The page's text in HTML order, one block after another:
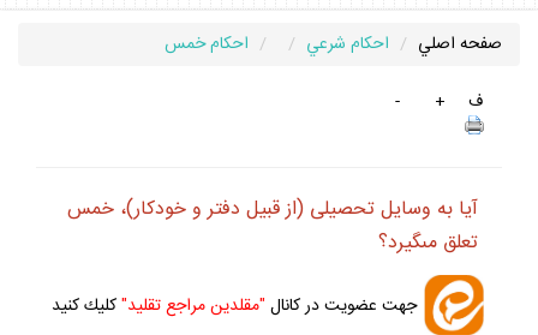
صفحه اصلي احكام شرعي
احكام خمس
ف
+
-
آيا به وسايل تحصيلى (از قبيل دفتر و خودكار)، خمس
تعلق مى‏گيرد؟
جهت عضويت در كانال "مقلدين مراجع تقليد"كليك كنيد